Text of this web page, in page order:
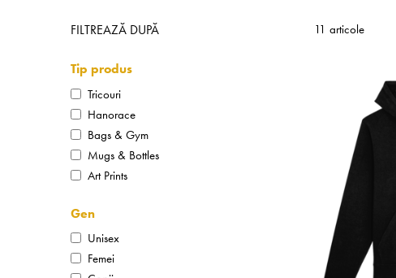
FILTREAZĂ DUPĂ
Tip produs
Tricouri
Hanorace
Bags & Gym
Mugs & Bottles
Art Prints
Gen
Unisex
Femei
11 articole